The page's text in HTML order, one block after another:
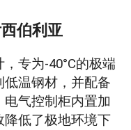
伯利亚
专为-40°C的极端
温钢材，并配备
气控制柜内置加
低了极地环境下